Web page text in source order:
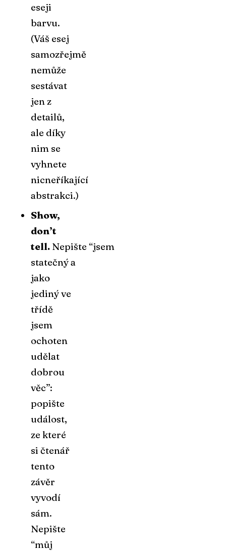
eseji
barvu.
(Váš esej
samozřejmě
nemůže
sestávat
jen z
detailů,
ale díky
nim se
vyhnete
nicneříkající
abstrakci.)
Show,
don’t
tell.Nepište “jsem
statečný a
jako
jediný ve
třídě
jsem
ochoten
udělat
dobrou
věc”:
popište
událost,
ze které
si čtenář
tento
závěr
vyvodí
sám.
Nepište
“můj